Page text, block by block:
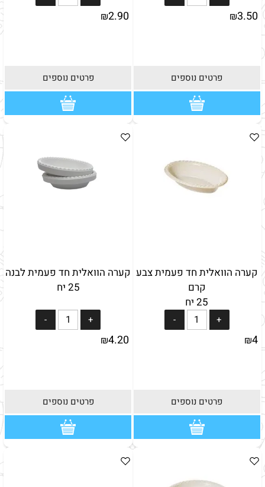
₪3.50
פרטים נוספים
₪2.90
פרטים נוספים
קערה הוואלית חד פעמית צבע
קרם
25 יח
₪4
פרטים נוספים
קערה הוואלית חד פעמית לבנה
25 יח
₪4.20
פרטים נוספים